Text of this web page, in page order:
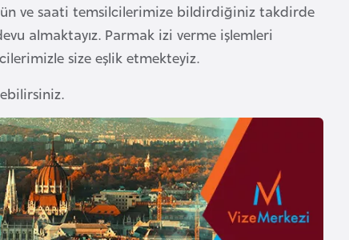
ve saati temsilcilerimize bildirdiğiniz takdirde
almaktayız. Parmak izi verme işlemleri
size eşlik etmekteyiz.